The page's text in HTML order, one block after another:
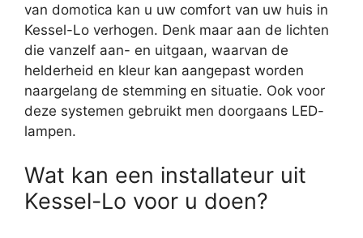
van domotica kan u uw comfort van uw huis in
Kessel-Lo verhogen. Denk maar aan de lichten
die vanzelf aan- en uitgaan, waarvan de
helderheid en kleur kan aangepast worden
naargelang de stemming en situatie. Ook voor
deze systemen gebruikt men doorgaans LED-
lampen.
Wat kan een installateur uit
Kessel-Lo voor u doen?